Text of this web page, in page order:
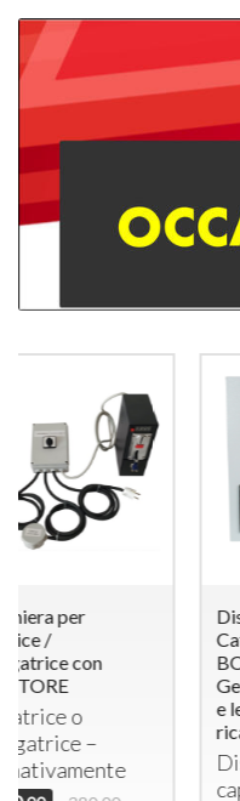
Distributore Capsule
Caffè NESPRESSO /
BORBONE con
Gettoniera elettronica
e lettore di tessere
ricaricabili
Distributore di
capsule con